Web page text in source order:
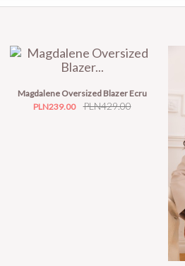
Magdalene Oversized Blazer Ecru
Price
PLN239.00
Regular
PLN429.00